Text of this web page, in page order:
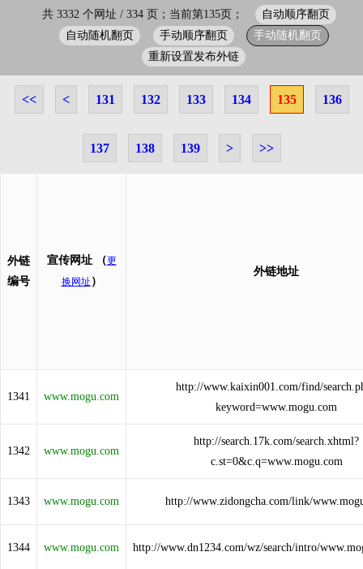
共 3332 个网址 / 334 页；当前第135页；
自动顺序翻页
自动随机翻页
手动顺序翻页
手动随机翻页
重新设置发布外链
<< < 131 132 133 134 135 136
137 138 139 > >>
外链
编号
宣传网址 （更
换网址 ）
外链地址
1341 www.mogu.com
http://www.kaixin001.com/find/
keyword=www.mogu.com
1342 www.mogu.com
http://search.17k.com/search.xhtml?
c.st=0&c.q=www.mogu.com
1343 www.mogu.com http://www.zidongcha.com/link/
1344 www.mogu.com http://www.dn1234.com/wz/search/intro/